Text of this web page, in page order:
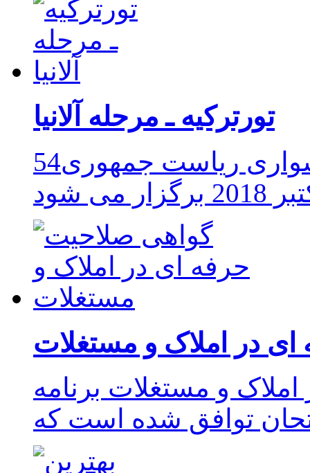
تورترکیه ـ مرحله آلانیا
54مین دوره مسابقات دوچرخه سواری ریاست جمهوری
در املاک و مستغلات
و مستغلات برنامه